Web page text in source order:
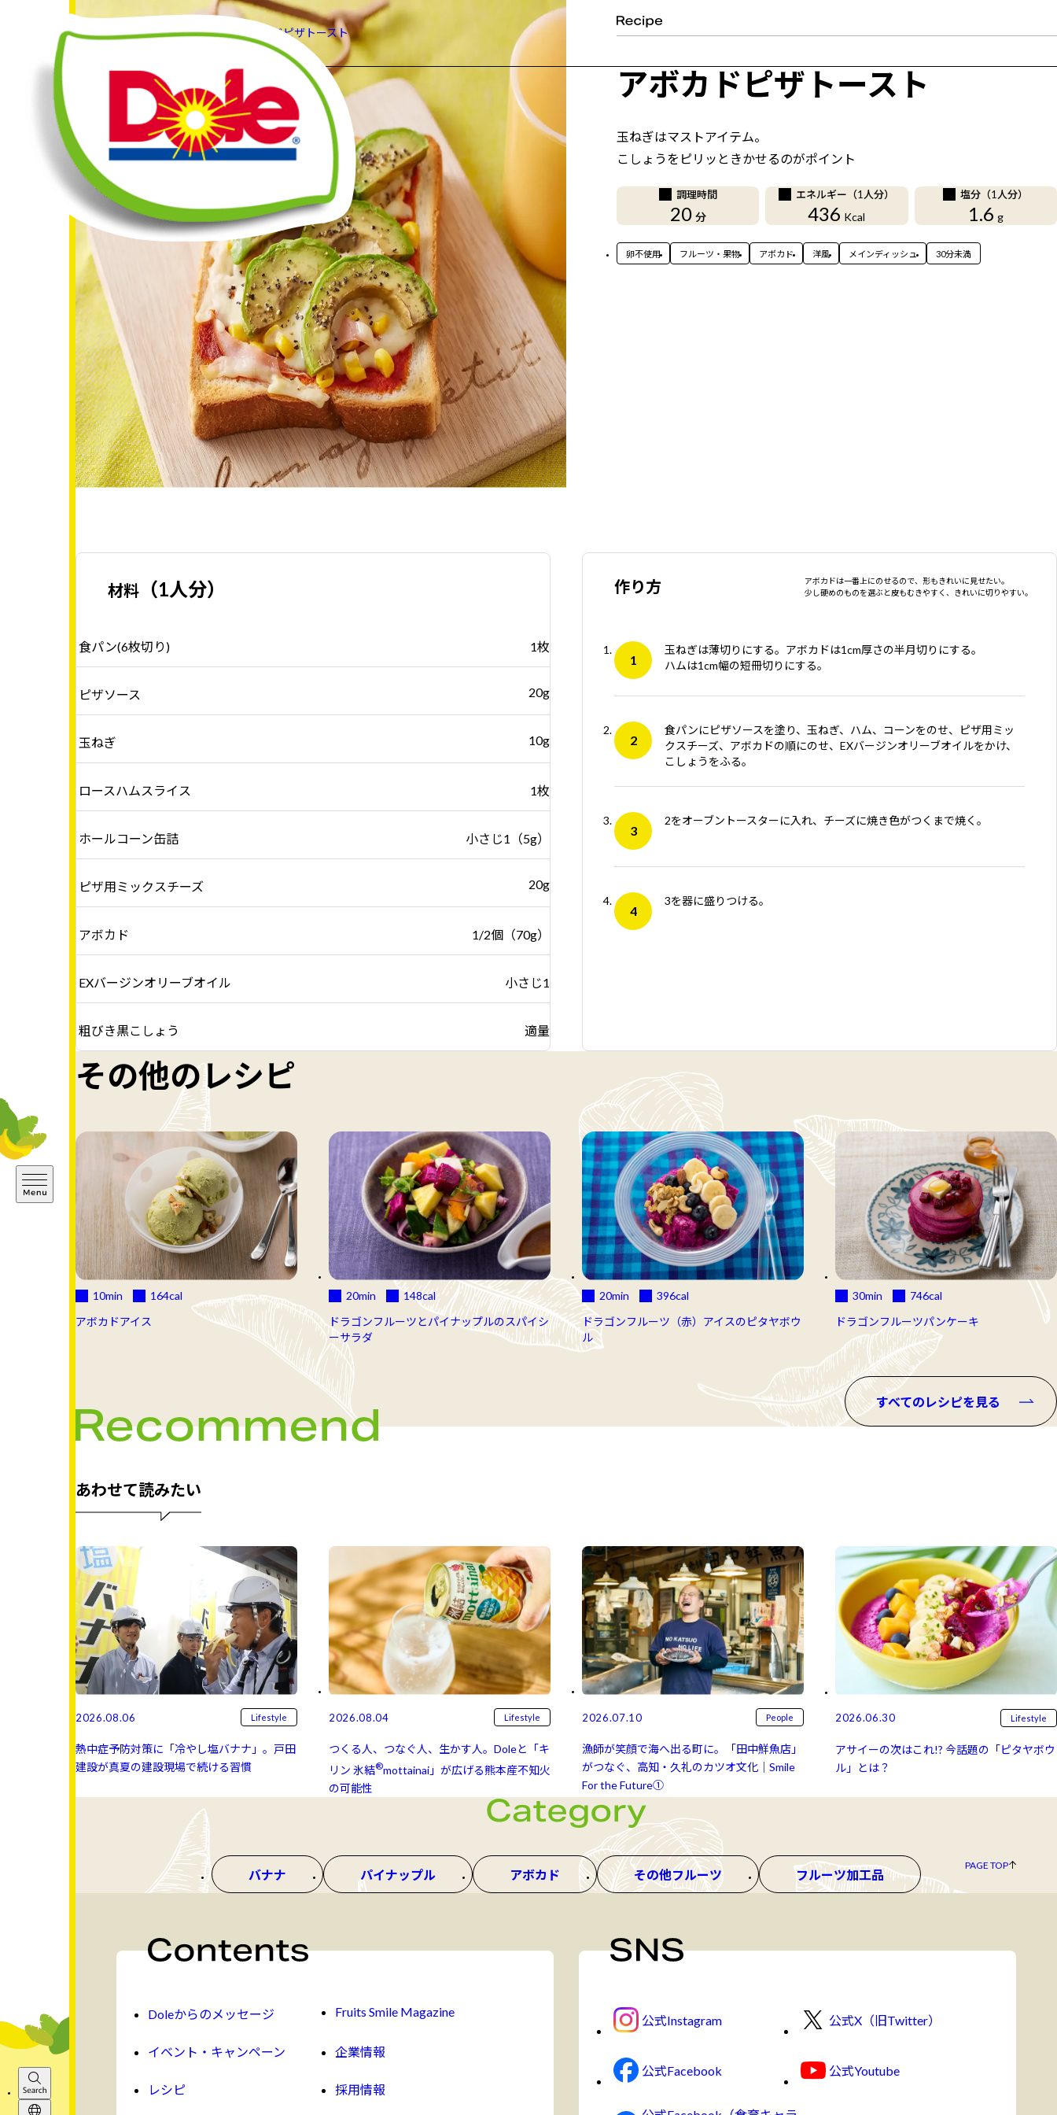
Search
HOME レシピ アボカドピザトースト
アボカドピザトースト
玉ねぎはマストアイテム。
こしょうをピリッときかせるのがポイント
調理時間
20 分
エネルギー（1人分）
436 Kcal
塩分（1人分）
1.6 g
卵不使用 フルーツ・果物 アボカド 洋風 メインディッシュ 30分未満
材料 （1人分）
食パン(6枚切り) 1枚
ピザソース 20g
玉ねぎ 10g
ロースハムスライス 1枚
ホールコーン缶詰 小さじ1（5g）
ピザ用ミックスチーズ 20g
アボカド 1/2個（70g）
EXバージンオリーブオイル 小さじ1
粗びき黒こしょう 適量
作り方
アボカドは一番上にのせるので、形もきれいに見せたい。
少し硬めのものを選ぶと皮もむきやすく、きれいに切りやすい。
玉ねぎは薄切りにする。アボカドは1cm厚さの半月切りにする。
ハムは1cm幅の短冊切りにする。
食パンにピザソースを塗り、玉ねぎ、ハム、コーンをのせ、ピザ用ミッ
クスチーズ、アボカドの順にのせ、EXバージンオリーブオイルをかけ、
こしょうをふる。
2をオーブントースターに入れ、チーズに焼き色がつくまで焼く。
3を器に盛りつける。
その他のレシピ
10min 164cal
アボカドアイス
20min 148cal
ドラゴンフルーツとパイナップルのスパイシ
ーサラダ
20min 396cal
ドラゴンフルーツ（赤）アイスのピタヤボウ
ル
30min 746cal
ドラゴンフルーツパンケーキ
すべてのレシピを見る
あわせて読みたい
2026.08.06 Lifestyle
熱中症予防対策に「冷やし塩バナナ」。戸田
建設が真夏の建設現場で続ける習慣
2026.08.04 Lifestyle
つくる人、つなぐ人、生かす人。Doleと「キ
リン 氷結⁠⁠®mottainai」が広げる熊本産不知火
の可能性
2026.07.10 People
漁師が笑顔で海へ出る町に。「田中鮮魚店」
がつなぐ、高知・久礼のカツオ文化｜Smile
For the Future①
2026.06.30 Lifestyle
アサイーの次はこれ!? 今話題の「ピタヤボウ
ル」とは？
バナナ パイナップル アボカド その他フルーツ フルーツ加工品
PAGE TOP
Doleからのメッセージ
イベント・キャンペーン
レシピ
Fruits Smile Magazine
企業情報
採用情報
公式Instagram
公式Facebook
公式X（旧Twitter）
公式Youtube